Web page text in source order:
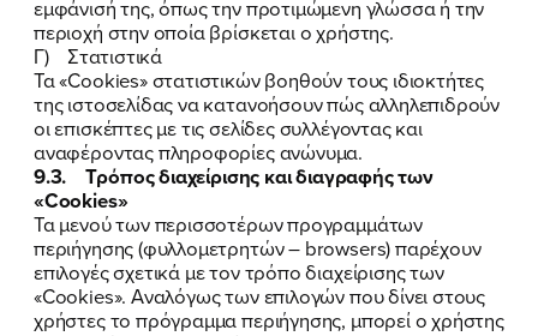
εμφάνισή της, όπως την προτιμώμενη γλώσσα ή την
περιοχή στην οποία βρίσκεται ο χρήστης.
Γ) Στατιστικά
Τα «Cookies» στατιστικών βοηθούν τους ιδιοκτήτες
της ιστοσελίδας να κατανοήσουν πώς αλληλεπιδρούν
οι επισκέπτες με τις σελίδες συλλέγοντας και
αναφέροντας πληροφορίες ανώνυμα.
9.3. Τρόπος διαχείρισης και διαγραφής των
«Cookies»
Τα μενού των περισσοτέρων προγραμμάτων
περιήγησης (φυλλομετρητών – browsers) παρέχουν
επιλογές σχετικά με τον τρόπο διαχείρισης των
«Cookies». Αναλόγως των επιλογών που δίνει στους
χρήστες το πρόγραμμα περιήγησης, μπορεί ο χρήστης